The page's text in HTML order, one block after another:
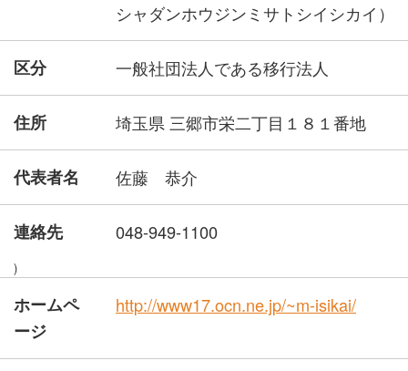
シャダンホウジンミサトシイシカイ）
区分 一般社団法人である移行法人
住所 埼玉県 三郷市栄二丁目１８１番地
代表者名 佐藤 恭介
連絡先 048-949-1100
)
ホームペ
ージ
http://www17.ocn.ne.jp/~m-isikai/